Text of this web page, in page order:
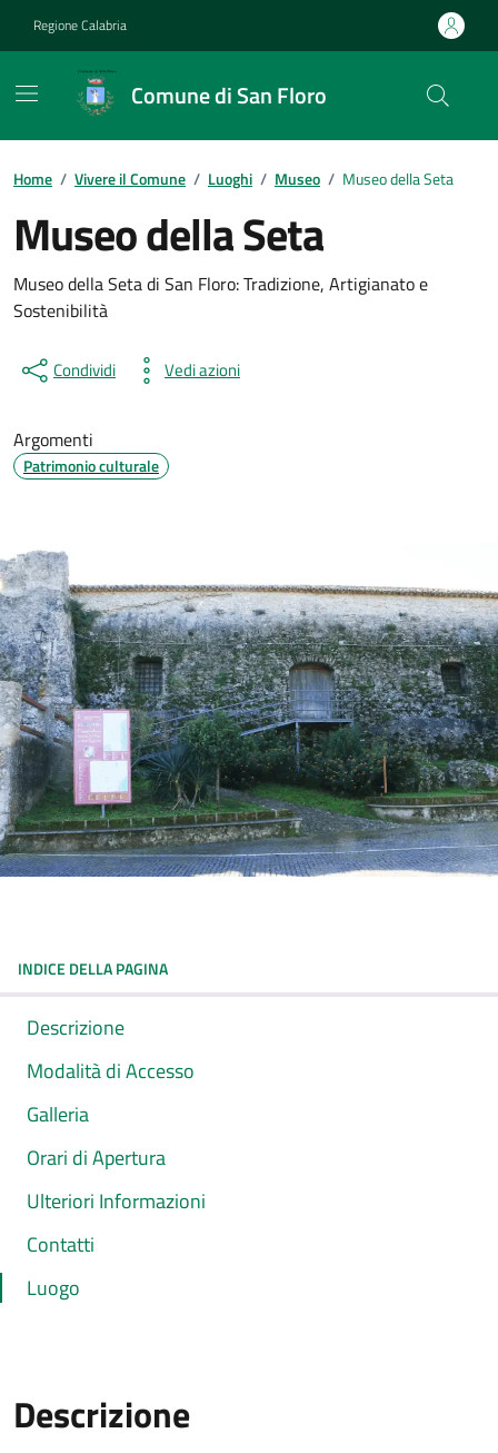
Regione Calabria
Comune di San Floro
Home / Vivere il Comune / Luoghi / Museo / Museo della Seta
Museo della Seta
Museo della Seta di San Floro: Tradizione, Artigianato e
Sostenibilità
Condividi Vedi azioni
Argomenti
Patrimonio culturale
INDICE DELLA PAGINA
Descrizione
Modalità di Accesso
Galleria
Orari di Apertura
Ulteriori Informazioni
Contatti
Luogo
Descrizione